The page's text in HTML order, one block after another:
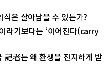
은 살아남을 수 있는가?
라기보다는 ‘이어진다(carry
記者는 왜 환생을 진지하게 받